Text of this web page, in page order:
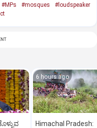
#MPs #mosques
#loudspeaker
6 hours ago
Himachal Pradesh: